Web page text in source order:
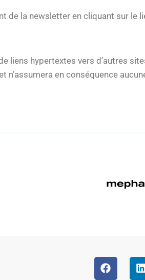
de la newsletter en cliquant sur le
liens hypertextes vers d’autres
n’assumera en conséquence